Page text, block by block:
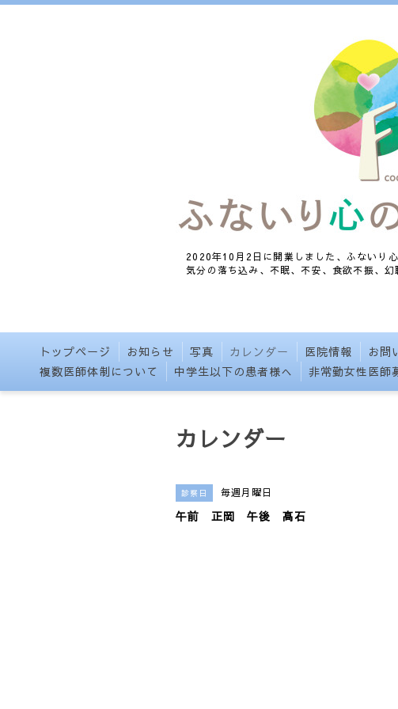
2020年10月2日に開業しました、ふないり
気分の落ち込み、不眠、不安、食欲不振、幻
トップページ お知らせ 写真 カレンダー 医院情報 お問
複数医師体制について
中学生以下の患者様へ 非常勤女性医師
カレンダー
診察日 毎週月曜日
午前 正岡 午後 高石